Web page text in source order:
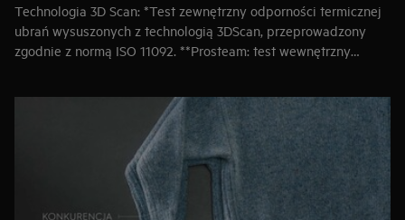
Kup suszarkę serii 9000
Technologia 3D Scan: *Test zewnętrzny odporności termicznej
ubrań wysuszonych z technologią 3DScan, przeprowadzony
zgodnie z normą ISO 11092. **Prosteam: test wewnętrzny
***Hygiene: Test na obecność Candida albicans, MS2
Bacteriophage and Escherichia coli, przeprowadzony przez
Swissatest Testmaterialien AG w2021 (nr 20212038).